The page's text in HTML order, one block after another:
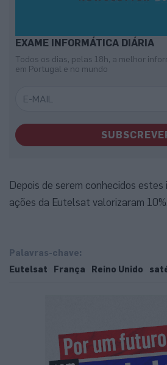
EXAME INFORMÁTICA DIÁRIA
Todos os dias, pelas 18h, a melhor
em Portugal e no mundo
Depois de serem conhecidos
ações da Eutelsat valorizaram 10%.
Palavras-chave:
Eutelsat
França Reino Unido